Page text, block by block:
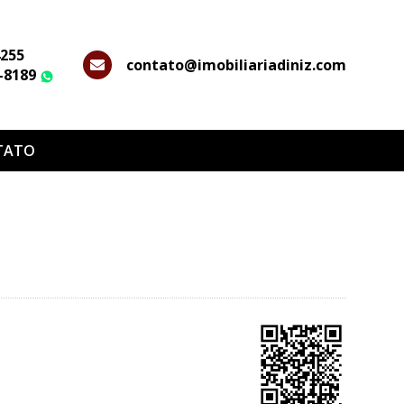
WhatsApp
contato@imobiliariadiniz.com